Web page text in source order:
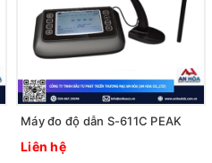
Máy đo độ dẫn S-611C PEAK
Liên hệ